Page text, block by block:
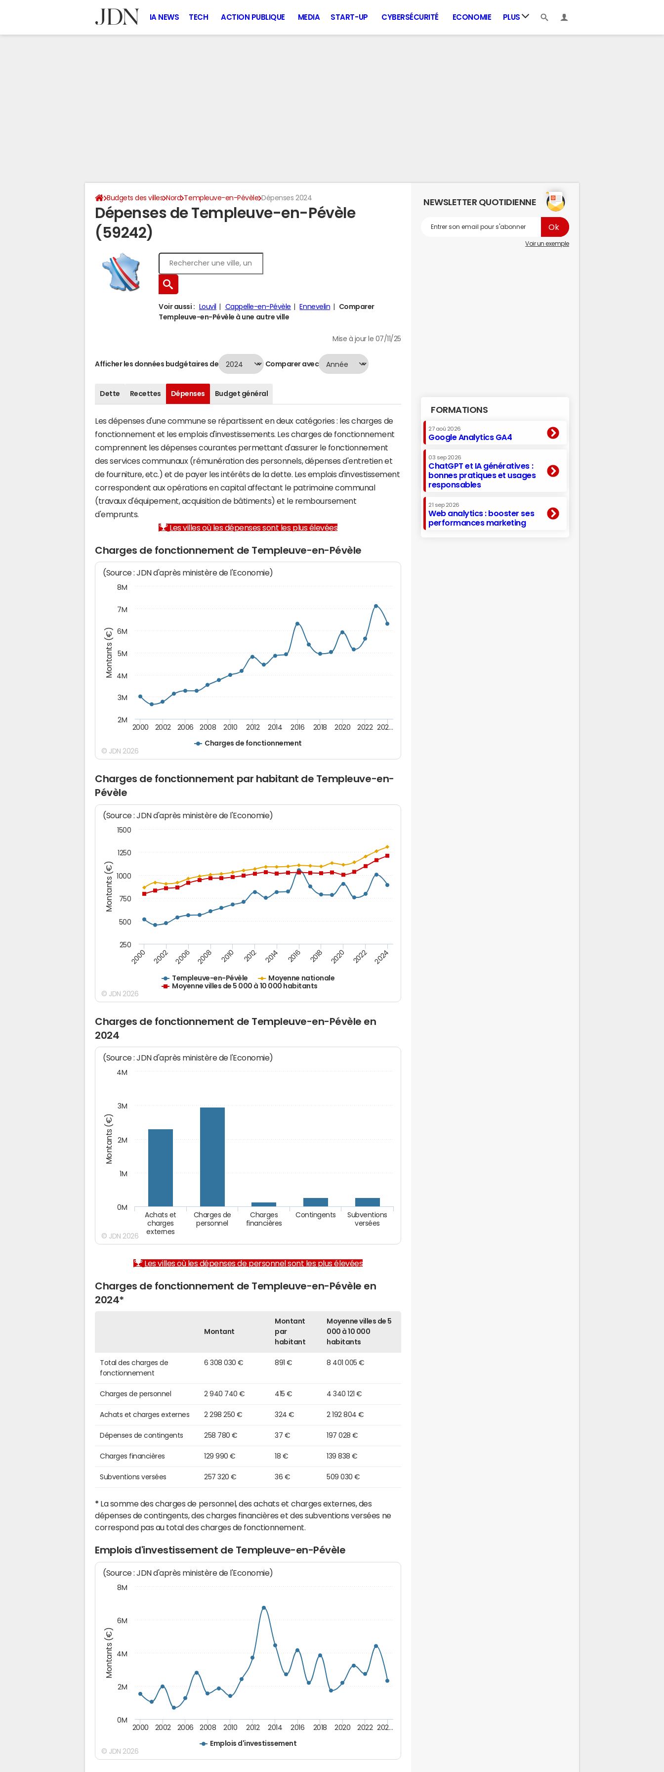
IA NEWS TECH ACTION PUBLIQUE MEDIA START-UP CYBERSÉCURITÉ ECONOMIE PLUS
Budgets des villes Nord Templeuve-en-Pévèle Dépenses 2024
Dépenses de Templeuve-en-Pévèle
(59242)
Voir aussi : Louvil Cappelle-en-Pévèle Ennevelin
Comparer
Templeuve-en-Pévèle à une autre ville
Mise à jour le 07/11/25
Afficher les données budgétaires de Comparer avec
Dette Recettes Dépenses Budget général
Les dépenses d'une commune se répartissent en deux catégories : les charges de
fonctionnement et les emplois d'investissements. Les charges de fonctionnement
comprennent les dépenses courantes permettant d'assurer le fonctionnement
des services communaux (rémunération des personnels, dépenses d'entretien et
de fourniture, etc.) et de payer les intérêts de la dette. Les emplois d'investissement
correspondent aux opérations en capital affectant le patrimoine communal
(travaux d'équipement, acquisition de bâtiments) et le remboursement
d'emprunts.
Les villes où les dépenses sont les plus élevées
Charges de fonctionnement de Templeuve-en-Pévèle
Montants (€)
(Source : JDN d'après ministère de l'Economie)
Charges de fonctionnement
2000 2002 2006 2008 2010 2012 2014 2016 2018 2020 2022 202…
2M
3M
4M
5M
6M
7M
8M
© JDN 2026
Charges de fonctionnement par habitant de Templeuve-en-
Pévèle
Montants (€)
(Source : JDN d'après ministère de l'Economie)
Templeuve-en-Pévèle
Moyenne nationale
Moyenne villes de 5 000 à 10 000 habitants
2000 2002 2006 2008 2010 2012 2014 2016 2018 2020 2022 2024
250
500
750
1000
1250
1500
© JDN 2026
Charges de fonctionnement de Templeuve-en-Pévèle en
2024
Montants (€)
(Source : JDN d'après ministère de l'Economie)
Achats et
charges
externes
Charges de
personnel
Charges
financières
Contingents
Subventions
versées
0M
1M
2M
3M
4M
© JDN 2026
Les villes où les dépenses de personnel sont les plus élevées
Charges de fonctionnement de Templeuve-en-Pévèle en
2024*
Montant
Montant
par
habitant
Moyenne villes de 5
000 à 10 000
habitants
Total des charges de
fonctionnement
6 308 030 € 891 € 8 401 005 €
Charges de personnel 2 940 740 € 415 € 4 340 121 €
Achats et charges externes 2 298 250 € 324 € 2 192 804 €
Dépenses de contingents 258 780 € 37 € 197 028 €
Charges financières 129 990 € 18 € 139 838 €
Subventions versées 257 320 € 36 € 509 030 €
* La somme des charges de personnel, des achats et charges externes, des
dépenses de contingents, des charges financières et des subventions versées ne
correspond pas au total des charges de fonctionnement.
Emplois d'investissement de Templeuve-en-Pévèle
Montants (€)
(Source : JDN d'après ministère de l'Economie)
Emplois d'investissement
2000 2002 2006 2008 2010 2012 2014 2016 2018 2020 2022 202…
0M
2M
4M
6M
8M
© JDN 2026
NEWSLETTER QUOTIDIENNE
Voir un exemple
FORMATIONS
27 aoû 2026
Google Analytics GA4
03 sep 2026
ChatGPT et IA génératives :
bonnes pratiques et usages
responsables
21 sep 2026
Web analytics : booster ses
performances marketing